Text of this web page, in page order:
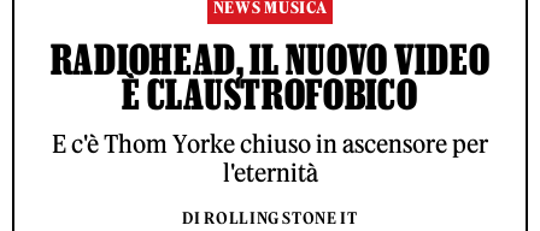
NEWS MUSICA
RADIOHEAD, IL NUOVO VIDEO
È CLAUSTROFOBICO
E c'è Thom Yorke chiuso in ascensore per
l'eternità
DI ROLLING STONE IT